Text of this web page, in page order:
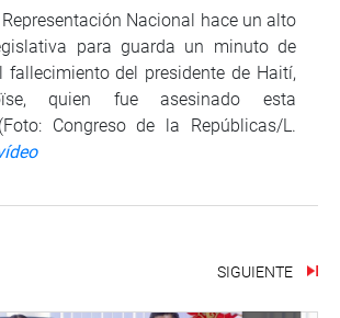
Nacional hace un alto
para guarda un minuto de
fallecimiento del presidente de Haití,
quien fue asesinado esta
Congreso de la Repúblicas/L.
SIGUIENTE